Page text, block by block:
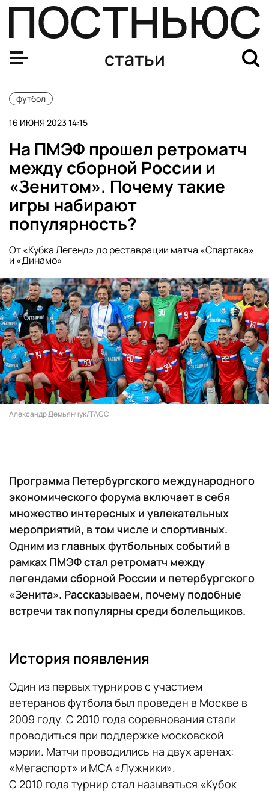
статьи
футбол
16 ИЮНЯ 2023 14:15
На ПМЭФ прошел ретроматч
между сборной России и
«Зенитом». Почему такие
игры набирают
популярность?
От «Кубка Легенд» до реставрации матча «Спартака»
и «Динамо»
Александр Демьянчук/ТАСС
Программа Петербургского международного
экономического форума включает в себя
множество интересных и увлекательных
мероприятий, в том числе и спортивных.
Одним из главных футбольных событий в
рамках ПМЭФ стал ретроматч между
легендами сборной России и петербургского
«Зенита». Рассказываем, почему подобные
встречи так популярны среди болельщиков.
История появления
Один из первых турниров с участием
ветеранов футбола был проведен в Москве в
2009 году. С 2010 года соревнования стали
проводиться при поддержке московской
мэрии. Матчи проводились на двух аренах:
«Мегаспорт» и МСА «Лужники».
С 2010 года турнир стал называться «Кубок
Летнее трансферное окно открыто. Какие громкие